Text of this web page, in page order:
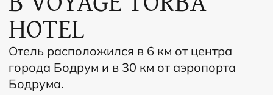
бассейны, просторные стильные номера с
террасами и частными садами,
концептуальные бары, великолепный Spa-
центр, и различные услуги для
привилегированных клиентов. Отель
сочетает современный дизайн,